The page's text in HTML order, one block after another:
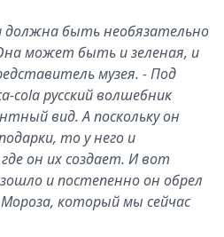
должна быть необязательно
может быть и зеленая, и
музея. - Под
cola русский волшебник
вид. А поскольку он
то у него и
он их создает. И вот
и постепенно он обрел
который мы сейчас